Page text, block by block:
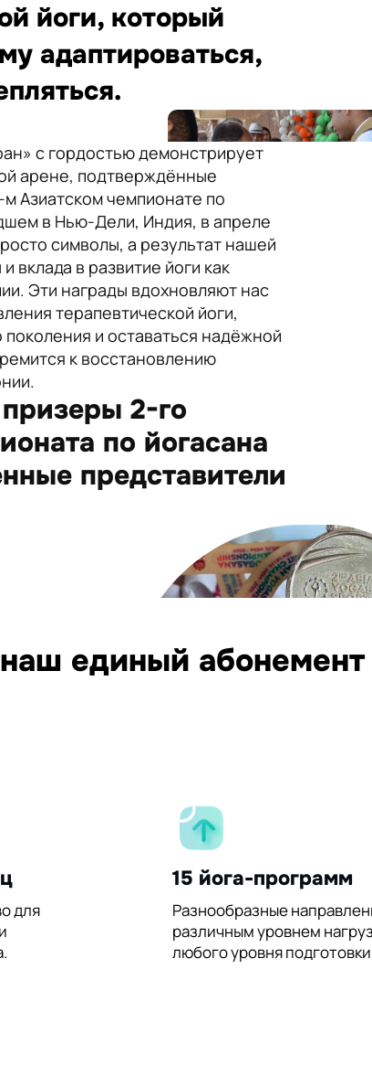
йоги, который
адаптироваться,
с гордостью демонстрирует
арене, подтверждённые
Азиатском чемпионате по
в Нью-Дели, Индия, в апреле
символы, а результат нашей
вклада в развитие йоги как
Эти награды вдохновляют нас
терапевтической йоги,
и оставаться надёжной
к восстановлению
2-го
по йогасана
представители
единый абонемент
для
15 йога-программ
Разнообразные
различным уровнем
любого уровня